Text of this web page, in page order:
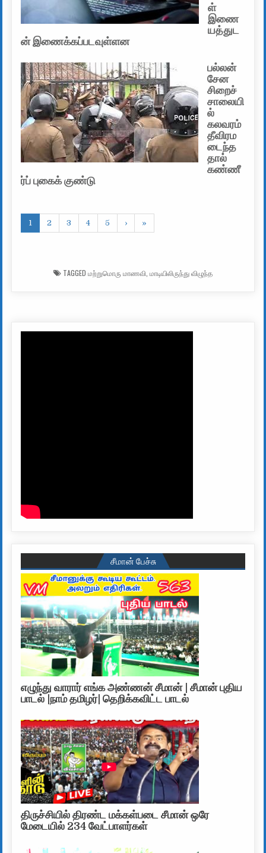
ள்
இணை
யத்துட
ன் இணைக்கப்படவுள்ளன
பல்லன்
சேன
சிறைச்
சாலையி
ல்
கலவரம்
தீவிரம
டைந்த
தால்
கண்ணீ
ர்ப் புகைக் குண்டு
1 2 3 4 5 › »
TAGGED மற்றுமொரு மாணவி மாடியிலிருந்து விழுந்த
சீமான் பேச்சு
எழுந்து வாரார் எங்க அண்ணன் சீமான் | சீமான் புதிய
பாடல் |நாம் தமிழர்| தெறிக்கவிட்ட பாடல்
திருச்சியில் திரண்ட மக்கள்படை சீமான் ஒரே
மேடையில் 234 வேட்பாளர்கள்